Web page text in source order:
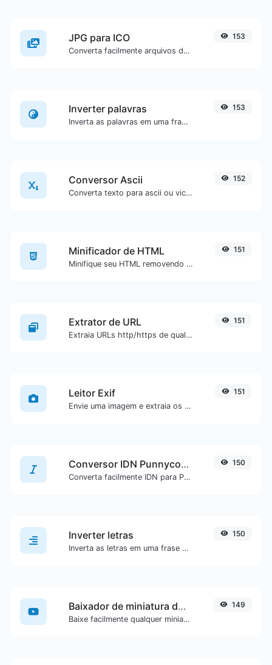
JPG para ICO
Converta facilmente arquivos de imagem JPG para ICO.
153
Inverter palavras
Inverta as palavras em uma frase ou parágrafo com facilidade.
153
Conversor Ascii
Converta texto para ascii ou vice-versa para qualquer entrada de texto.
152
Minificador de HTML
Minifique seu HTML removendo todos os caracteres desnecessários.
151
Extrator de URL
Extraia URLs http/https de qualquer tipo de conteúdo textual.
151
Leitor Exif
Envie uma imagem e extraia os dados dela.
151
Conversor IDN Punnycode
Converta facilmente IDN para Punnycode e vice-versa.
150
Inverter letras
Inverta as letras em uma frase ou parágrafo com facilidade.
150
Baixador de miniatura do YouTube
Baixe facilmente qualquer miniatura de vídeo do YouTube em todos os tamanhos disponíveis.
149